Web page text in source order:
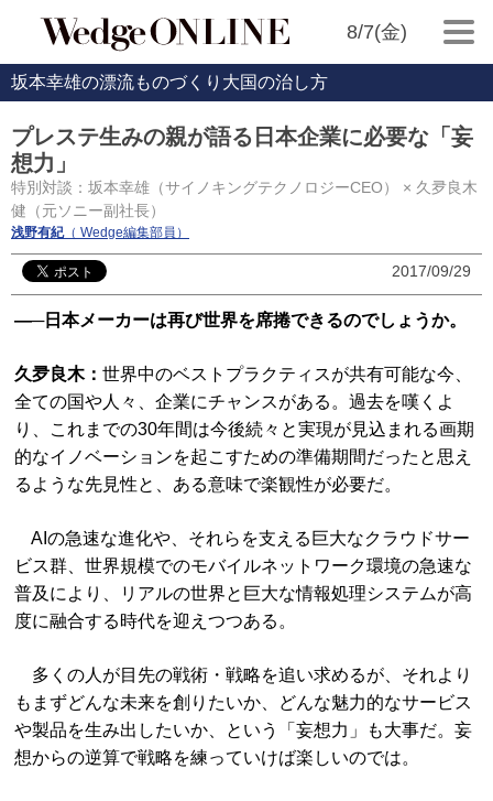
8/7(金)
坂本幸雄の漂流ものづくり大国の治し方
プレステ生みの親が語る日本企業に必要な「妄
想力」
特別対談：坂本幸雄（サイノキングテクノロジーCEO） × 久夛良木
健（元ソニー副社長）
浅野有紀（ Wedge編集部員）
2017/09/29
―─日本メーカーは再び世界を席捲できるのでしょうか。
久夛良木：世界中のベストプラクティスが共有可能な今、
全ての国や人々、企業にチャンスがある。過去を嘆くよ
り、これまでの30年間は今後続々と実現が見込まれる画期
的なイノベーションを起こすための準備期間だったと思え
るような先見性と、ある意味で楽観性が必要だ。
AIの急速な進化や、それらを支える巨大なクラウドサー
ビス群、世界規模でのモバイルネットワーク環境の急速な
普及により、リアルの世界と巨大な情報処理システムが高
度に融合する時代を迎えつつある。
多くの人が目先の戦術・戦略を追い求めるが、それより
もまずどんな未来を創りたいか、どんな魅力的なサービス
や製品を生み出したいか、という「妄想力」も大事だ。妄
想からの逆算で戦略を練っていけば楽しいのでは。